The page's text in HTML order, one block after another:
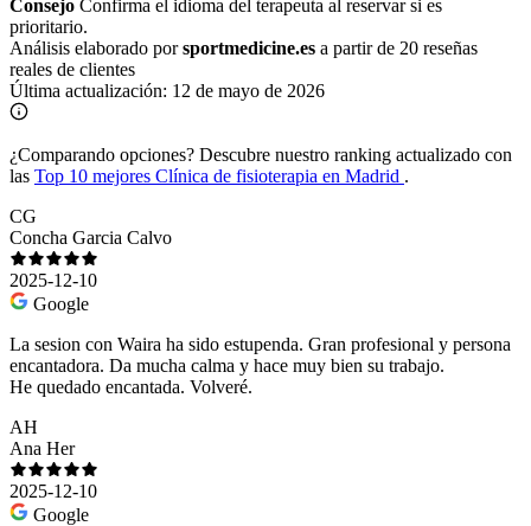
Consejo Confirma el idioma del terapeuta al reservar si es
prioritario.
Análisis elaborado porsportmedicine.es a partir de 20 reseñas
reales de clientes
Última actualización: 12 de mayo de 2026
¿Comparando opciones? Descubre nuestro ranking actualizado con
las Top 10 mejores Clínica de fisioterapia en Madrid .
CG
Concha Garcia Calvo
2025-12-10
Google
La sesion con Waira ha sido estupenda. Gran profesional y persona
encantadora. Da mucha calma y hace muy bien su trabajo.
He quedado encantada. Volveré.
AH
Ana Her
2025-12-10
Google